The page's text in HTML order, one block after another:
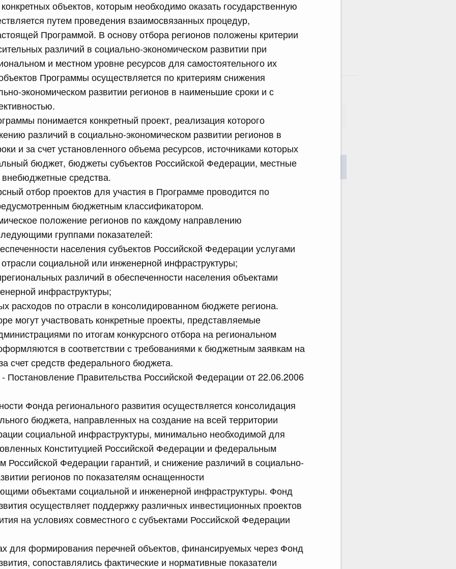
объектов, которым необходимо оказать государственную
путем проведения взаимосвязанных процедур,
Программой. В основу отбора регионов положены критерии
различий в социально-экономическом развитии при
и местном уровне ресурсов для самостоятельного их
Программы осуществляется по критериям снижения
экономическом развитии регионов в наименьшие сроки и с
понимается конкретный проект, реализация которого
различий в социально-экономическом развитии регионов в
и за счет установленного объема ресурсов, источниками которых
бюджет, бюджеты субъектов Российской Федерации, местные
средства.
отбор проектов для участия в Программе проводится по
бюджетным классификатором.
положение регионов по каждому направлению
группами показателей:
населения субъектов Российской Федерации услугами
социальной или инженерной инфраструктуры;
различий в обеспеченности населения объектами
инфраструктуры;
расходов по отрасли в консолидированном бюджете региона.
могут участвовать конкретные проекты, представляемые
по итогам конкурсного отбора на региональном
в соответствии с требованиями к бюджетным заявкам на
счет средств федерального бюджета.
Постановление Правительства Российской Федерации от 22.06.2006
Фонда регионального развития осуществляется консолидация
бюджета, направленных на создание на всей территории
социальной инфраструктуры, минимально необходимой для
Конституцией Российской Федерации и федеральным
Российской Федерации гарантий, и снижение различий в социально-
регионов по показателям оснащенности
объектами социальной и инженерной инфраструктуры. Фонд
осуществляет поддержку различных инвестиционных проектов
на условиях совместного с субъектами Российской Федерации
для формирования перечней объектов, финансируемых через Фонд
сопоставлялись фактические и нормативные показатели
к ним Поиск по всем документам
Номер
Дата подписания
июля, суббота
Федерации от 18.07.2026 г. № 905
и присвоения ученых званий, предусмотренных
Российской Федерации, лицам, указанным в части
правового регулирования отношений в сферах
Российскую Федерацию Донецкой Народной
Запорожской области, Херсонской области и
новых субъектов - Донецкой Народной
Запорожской области, Херсонской области и о
акты Российской Федерации"
Федерации от 18.07.2026 г. № 907
Российской Федерации от 3 декабря 2004
Федерации от 18.07.2026 г. № 914
платежных карт "Мир" при предоставлении
(поддержки) и иных льгот
Федерации от 18.07.2026 г. № 913
Российской Федерации
Федерации от 18.07.2026 г. № 912
актов Правительства Российской Федерации